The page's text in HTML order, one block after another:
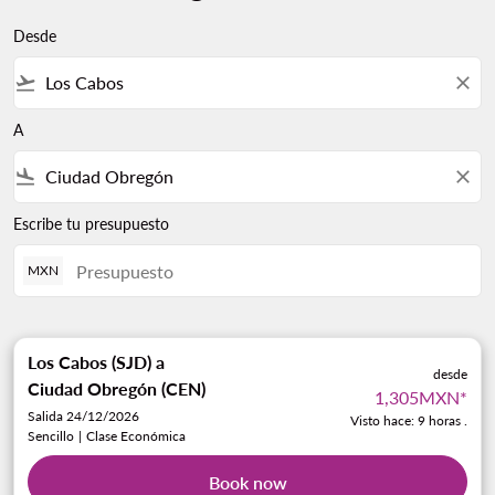
Desde
flight_takeoff close
A
flight_land close
Escribe tu presupuesto
MXN
Los Cabos (SJD) a
Ciudad Obregón (CEN)
Salida 24/12/2026
Sencillo | Clase Económica
desde
1,305MXN*
Visto hace: 9 horas .
Book now